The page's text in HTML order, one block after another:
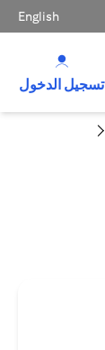
English
تسجيل الدخول